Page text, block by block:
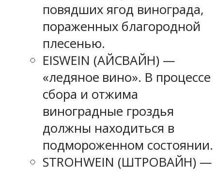
повядших ягод винограда,
пораженных благородной
плесенью.
EISWEIN (АЙСВАЙН) —
«ледяное вино». В процессе
сбора и отжима
виноградные гроздья
должны находиться в
подмороженном состоянии.
STROHWEIN (ШТРОВАЙН) —